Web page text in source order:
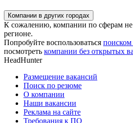
Компании в других городах
К сожалению, компании по сферам
регионе.
Попробуйте воспользоваться
посмотреть компании без открытых
HeadHunter
Размещение вакансий
Поиск по резюме
О компании
Наши вакансии
Реклама на сайте
Требования к ПО